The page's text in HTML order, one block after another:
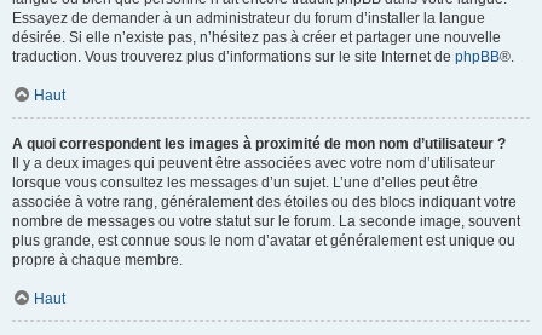
Essayez de demander à un administrateur du forum d’installer la langue
désirée. Si elle n’existe pas, n’hésitez pas à créer et partager une nouvelle
traduction. Vous trouverez plus d’informations sur le site Internet de phpBB®.
Haut
A quoi correspondent les images à proximité de mon nom d’utilisateur ?
Il y a deux images qui peuvent être associées avec votre nom d’utilisateur
lorsque vous consultez les messages d’un sujet. L’une d’elles peut être
associée à votre rang, généralement des étoiles ou des blocs indiquant votre
nombre de messages ou votre statut sur le forum. La seconde image, souvent
plus grande, est connue sous le nom d’avatar et généralement est unique ou
propre à chaque membre.
Haut